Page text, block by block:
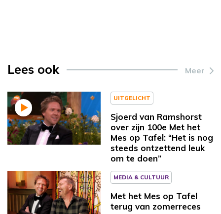
Lees ook Meer
UITGELICHT
Sjoerd van Ramshorst
over zijn 100e Met het
Mes op Tafel: “Het is nog
steeds ontzettend leuk
om te doen”
MEDIA & CULTUUR
Met het Mes op Tafel
terug van zomerreces